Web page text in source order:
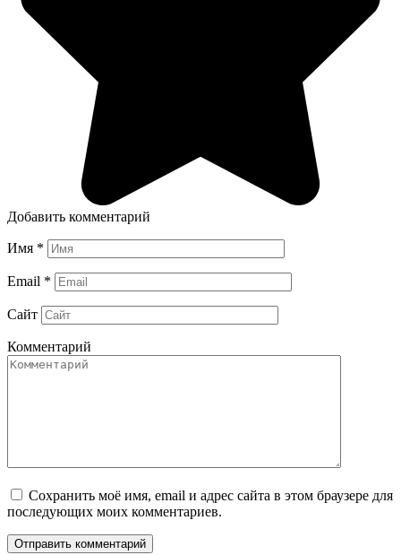
Добавить комментарий
Имя *
Email *
Сайт
Комментарий
Сохранить моё имя, email и адрес сайта в этом браузере для
последующих моих комментариев.